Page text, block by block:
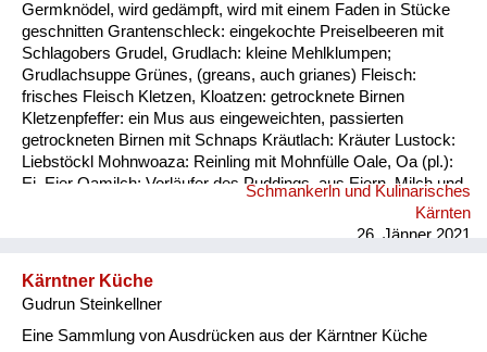
Germknödel, wird gedämpft, wird mit einem Faden in Stücke
geschnitten Grantenschleck: eingekochte Preiselbeeren mit
Schlagobers Grudel, Grudlach: kleine Mehlklumpen;
Grudlachsuppe Grünes, (greans, auch grianes) Fleisch:
frisches Fleisch Kletzen, Kloatzen: getrocknete Birnen
Kletzenpfeffer: ein Mus aus eingeweichten, passierten
getrockneten Birnen mit Schnaps Kräutlach: Kräuter Lustock:
Liebstöckl Mohnwoaza: Reinling mit Mohnfülle Oale, Oa (pl.):
Ei, Eier Oamilch: Vorläufer des Puddings, aus Eiern, Milch und
Lavanttal, Mohnwoaza mit einem Saft aus Dörrobst und
Schmankerln und Kulinarisches
Kärnten
26. Jänner 2021
Kärntner Küche
Gudrun Steinkellner
Eine Sammlung von Ausdrücken aus der Kärntner Küche